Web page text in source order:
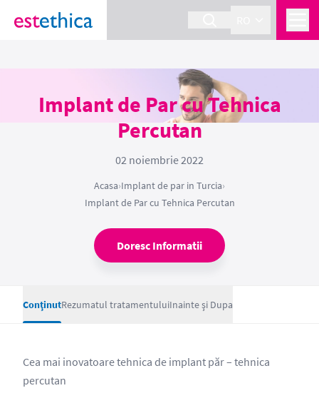
Implant de Par cu Tehnica
Percutan
02 noiembrie 2022
Acasa›Implant de par in Turcia›
Implant de Par cu Tehnica Percutan
Doresc Informatii
ConţinutRezumatul tratamentuluiInainte şi Dupa
Cea mai inovatoare tehnica de implant păr – tehnica
percutan